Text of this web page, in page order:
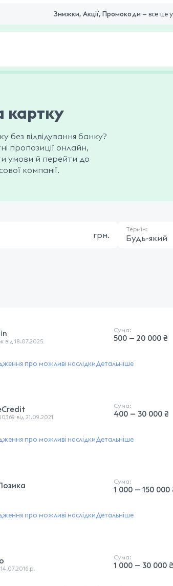
Знижки, Акції, Промокоди — все це
картку
без відвідування банку?
пропозиції онлайн,
умови й перейти до
компанії.
грн.
Термін:
Будь-який
від 18.07.2025
Сума:
500 — 20 000 ₴
про можливі наслідкиДетальніше
від 21.09.2021
Сума:
400 — 30 000 ₴
про можливі наслідкиДетальніше
Сума:
1 000 — 150 000
про можливі наслідкиДетальніше
р.
Сума:
1 000 — 30 000 ₴